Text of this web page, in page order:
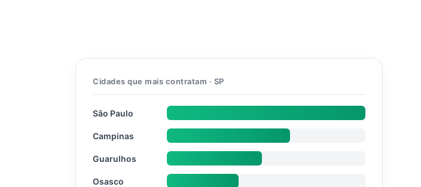
Cidades que mais contratam · SP
São Paulo
Campinas
Guarulhos
Osasco